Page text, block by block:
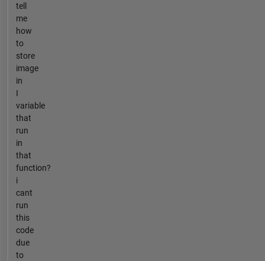
tell
me
how
to
store
image
in
I
variable
that
run
in
that
function?
i
cant
run
this
code
due
to